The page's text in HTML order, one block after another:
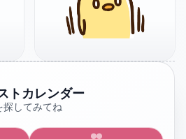
トカレンダー
探してみてね